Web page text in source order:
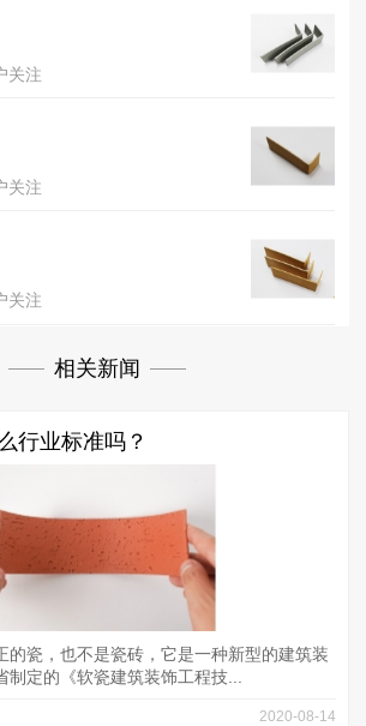
关注
关注
关注
相关新闻
行业标准吗？
瓷，也不是瓷砖，它是一种新型的建筑装
定的《软瓷建筑装饰工程技...
2020-08-14